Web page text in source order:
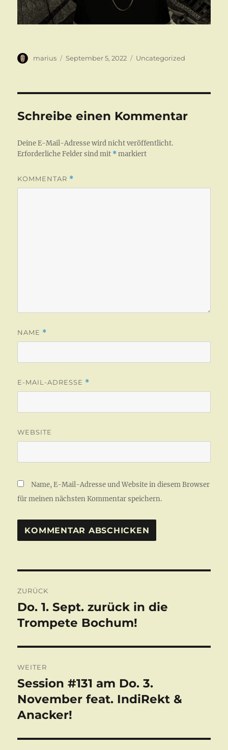
Autor
marius
Veröffentlicht
September 5, 2022 Kategorien
Uncategorized
Schreibe einen Kommentar
Deine E-Mail-Adresse wird nicht veröffentlicht.
Erforderliche Felder sind mit *markiert
KOMMENTAR *
NAME *
E-MAIL-ADRESSE *
WEBSITE
Name, E-Mail-Adresse und Website in diesem Browser
für meinen nächsten Kommentar speichern.
ZURÜCK
Vorheriger
Beitrag:
Do. 1. Sept. zurück in die
Trompete Bochum!
WEITER
Nächster
Beitrag:
Session #131 am Do. 3.
November feat. IndiRekt &
Anacker!